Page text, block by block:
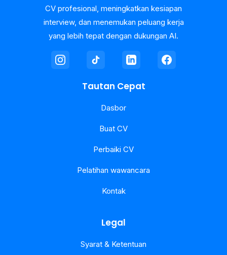
CV profesional, meningkatkan kesiapan
interview, dan menemukan peluang kerja
yang lebih tepat dengan dukungan AI.
Tautan Cepat
Dasbor
Buat CV
Perbaiki CV
Pelatihan wawancara
Kontak
Legal
Syarat & Ketentuan